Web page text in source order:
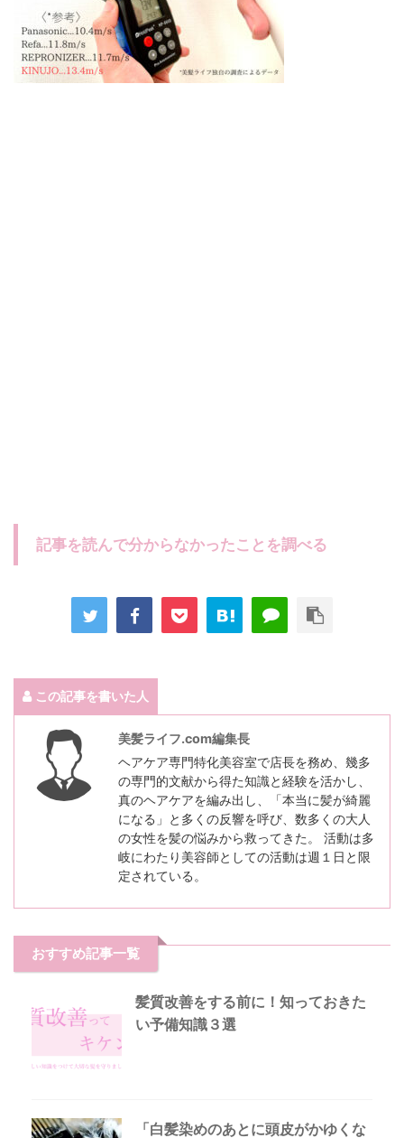
記事を読んで分からなかったことを調べる
この記事を書いた人
美髪ライフ.com編集長
ヘアケア専門特化美容室で店長を務め、幾多
の専門的文献から得た知識と経験を活かし、
真のヘアケアを編み出し、「本当に髪が綺麗
になる」と多くの反響を呼び、数多くの大人
の女性を髪の悩みから救ってきた。 活動は多
岐にわたり美容師としての活動は週１日と限
定されている。
おすすめ記事一覧
髪質改善をする前に！知っておきた
い予備知識３選
「白髪染めのあとに頭皮がかゆくな